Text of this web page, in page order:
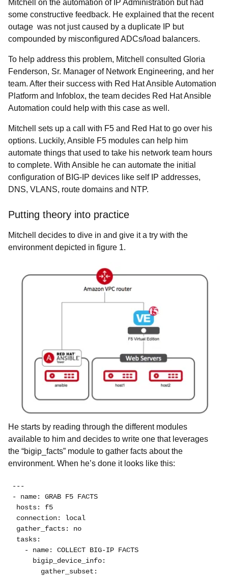
Mitchell on the automation of IP Administration but had
some constructive feedback. He explained that the recent
outage was not just caused by a duplicate IP but
compounded by misconfigured ADCs/load balancers.
To help address this problem, Mitchell consulted Gloria
Fenderson, Sr. Manager of Network Engineering, and her
team. After their success with Red Hat Ansible Automation
Platform and Infoblox, the team decides Red Hat Ansible
Automation could help with this case as well.
Mitchell sets up a call with F5 and Red Hat to go over his
options. Luckily, Ansible F5 modules can help him
automate things that used to take his network team hours
to complete. With Ansible he can automate the initial
configuration of BIG-IP devices like self IP addresses,
DNS, VLANS, route domains and NTP.
Putting theory into practice
Mitchell decides to dive in and give it a try with the
environment depicted in figure 1.
He starts by reading through the different modules
available to him and decides to write one that leverages
the “bigip_facts” module to gather facts about the
environment. When he’s done it looks like this:
---
- name: GRAB F5 FACTS
hosts: f5
connection: local
gather_facts: no
tasks:
   - name: COLLECT BIG-IP FACTS
     bigip_device_info:
       gather_subset: